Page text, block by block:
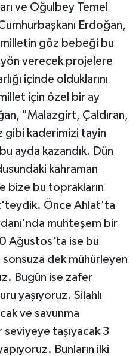
ve Oğulbey Temel
Erdoğan,
milletin göz bebeği bu
yön verecek projelere
içinde olduklarını
için özel bir ay
"Malazgirt, Çaldıran,
gibi kaderimizi tayin
ayda kazandık. Dün
kahraman
bize bu toprakların
Önce Ahlat'ta
muhteşem bir
Ağustos'ta ise bu
sonsuza dek mühürleyen
Bugün ise zafer
yaşıyoruz. Silahlı
ve savunma
taşıyacak 3
Bunların ilki